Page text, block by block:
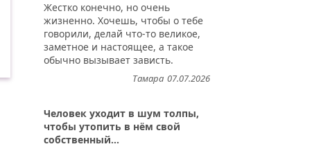
Жестко конечно, но очень
жизненно. Хочешь, чтобы о тебе
говорили, делай что-то великое,
заметное и настоящее, а такое
обычно вызывает зависть.
07.07.2026
Тамара
Человек уходит в шум толпы,
чтобы утопить в нём свой
собственный...